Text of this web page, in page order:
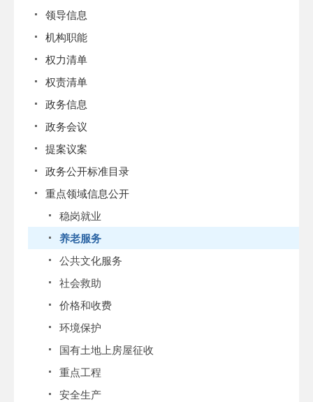
领导信息
机构职能
权力清单
权责清单
政务信息
政务会议
提案议案
政务公开标准目录
重点领域信息公开
稳岗就业
养老服务
公共文化服务
社会救助
价格和收费
环境保护
国有土地上房屋征收
重点工程
安全生产